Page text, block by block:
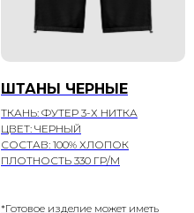
ШТАНЫ ЧЕРНЫЕ
ТКАНЬ: ФУТЕР 3-Х НИТКА
ЦВЕТ: ЧЕРНЫЙ
СОСТАВ: 100% ХЛОПОК
ПЛОТНОСТЬ 330 ГР/М
*Готовое изделие может иметь